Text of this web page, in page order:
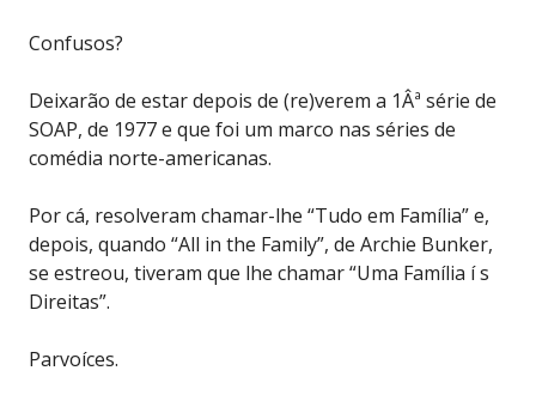
Confusos?
Deixarão de estar depois de (re)verem a 1Âª série de
SOAP, de 1977 e que foi um marco nas séries de
comédia norte-americanas.
Por cá, resolveram chamar-lhe “Tudo em Família” e,
depois, quando “All in the Family”, de Archie Bunker,
se estreou, tiveram que lhe chamar “Uma Família í s
Direitas”.
Parvoíces.